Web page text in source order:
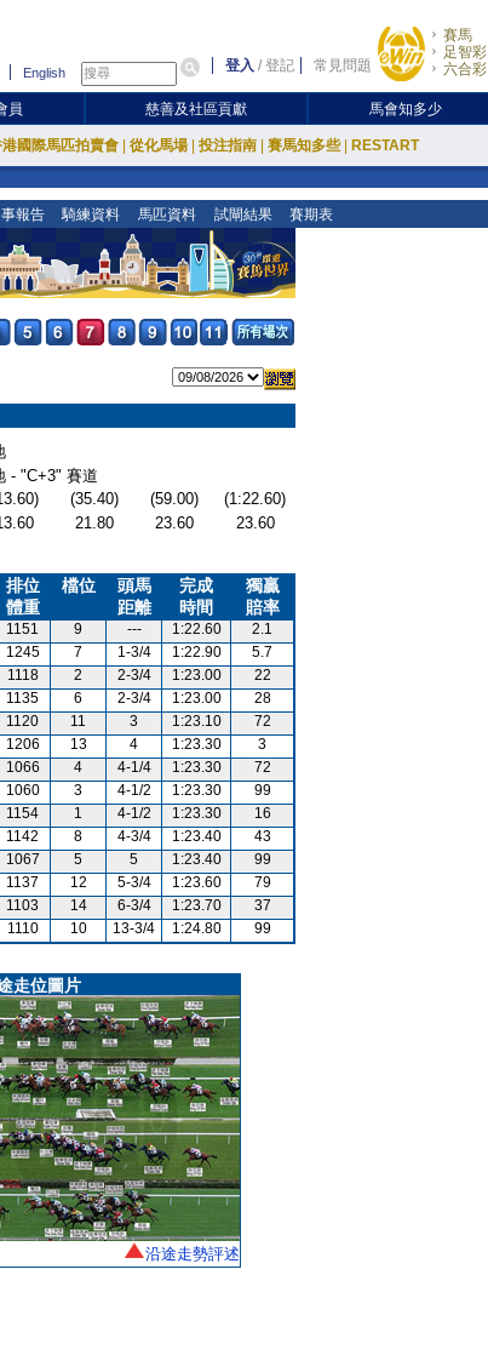
English 登入 /登記 常見問題
賽馬
足智彩
六合彩
員 慈善及社區貢獻 馬會知多少
國際馬匹拍賣會 從化馬場 投注指南 賽馬知多些 RESTART
報告 騎練資料 馬匹資料 試閘結果 賽期表
- "C+3" 賽道
(35.40) (59.00)
(1:22.60)
21.80 23.60
23.60
排位
體重
檔位
頭馬
距離
完成
時間
獨贏
賠率
1151 9 --- 1:22.60
2.1
1245 7 1-3/4 1:22.90
5.7
1118 2 2-3/4 1:23.00
22
1135 6 2-3/4 1:23.00
28
1120 11 3 1:23.10
72
1206 13 4 1:23.30
3
1066 4 4-1/4 1:23.30
72
1060 3 4-1/2 1:23.30
99
1154 1 4-1/2 1:23.30
16
1142 8 4-3/4 1:23.40
43
1067 5 5 1:23.40
99
1137 12 5-3/4 1:23.60
79
1103 14 6-3/4 1:23.70
37
1110 10 13-3/4 1:24.80 99
走位圖片
沿途走勢評述